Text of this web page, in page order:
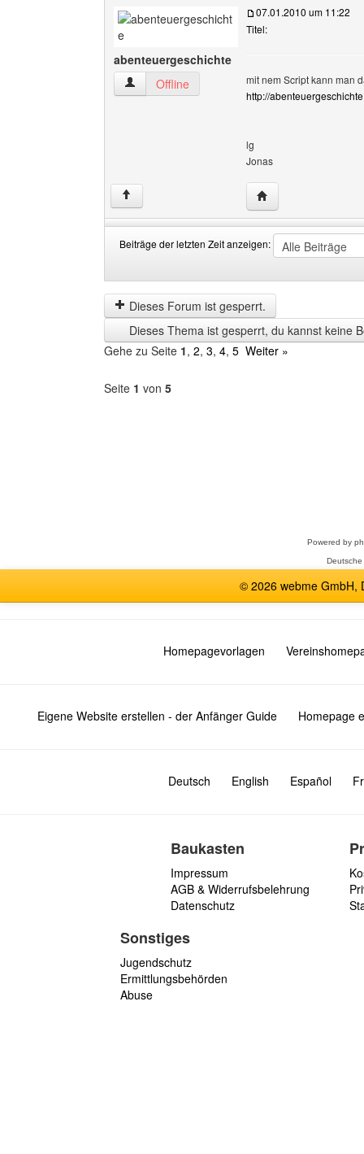
abenteuergeschichte
abenteuergeschichte Benutzer-Profile
Offline
07.01.2010 um 11:22
Titel:
mit nem Script kann man
http://
lg
Jonas
↑ Website dieses
Beiträge der letzten Zeit anzeigen:
der
letzten
Zeit
anzeigen
by
Dieses Forum ist gesperrt.
Dieses Thema ist gesperrt, du kannst keine
Gehe zu Seite 1, 2, 3, 4, 5 Weiter »
Seite 1 von 5
Powered by
© 2026 webme GmbH,
Homepagevorlagen
Eigene Website erstellen - der Anfänger Guide Homepage
Deutsch English Español
Baukasten
Impressum
AGB & Widerrufsbelehrung
Datenschutz
Sonstiges
Jugendschutz
Ermittlungsbehörden
Abuse